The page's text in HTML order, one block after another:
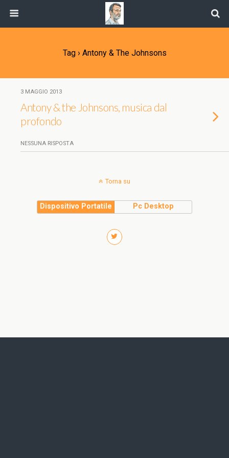
Tag › Antony & The Johnsons
3 MAGGIO 2013
Antony & the Johnsons, musica dal
profondo
NESSUNA RISPOSTA
Torna su
Dispositivo Portatile Pc Desktop